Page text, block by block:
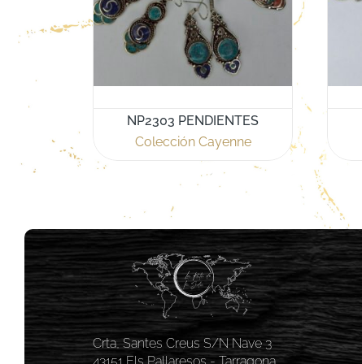
NP2303 PENDIENTES
Colección Cayenne
Crta, Santes Creus S/N Nave 3